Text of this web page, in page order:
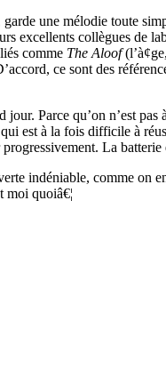
une mélodie toute
excellents collègues de
comme The Aloof
ce sont des
Parce qu’on n’est pas
est à la fois difficile à
La
indéniable, comme on
moi quoiâ€¦